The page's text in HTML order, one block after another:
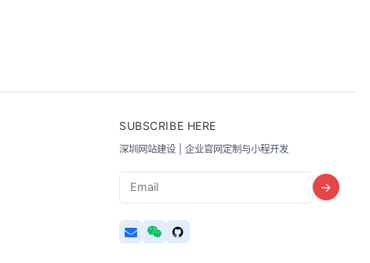
SUBSCRIBE HERE
深圳网站建设 | 企业官网定制与小程开发
Email
→